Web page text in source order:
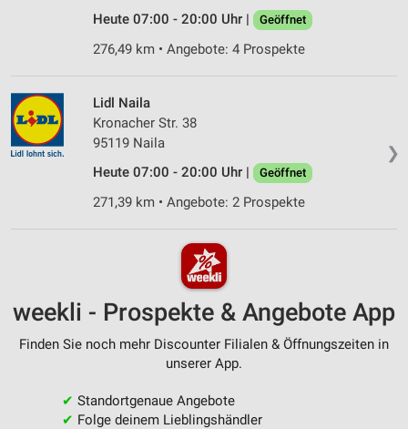
Heute 07:00 - 20:00 Uhr |
Geöffnet
276,49 km • Angebote: 4 Prospekte
❯
Lidl Naila
Kronacher Str. 38
95119 Naila
Heute 07:00 - 20:00 Uhr |
Geöffnet
271,39 km • Angebote: 2 Prospekte
weekli - Prospekte & Angebote App
Finden Sie noch mehr Discounter Filialen & Öffnungszeiten in
unserer App.
✔ Standortgenaue Angebote
✔ Folge deinem Lieblingshändler